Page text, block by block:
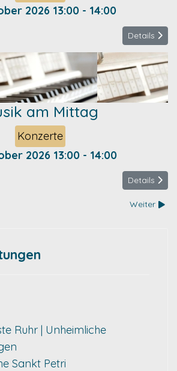
2026 13:00 - 14:00
Details
am Mittag
Konzerte
2026 13:00 - 14:00
Details
Weiter
Ruhr | Unheimliche
Sankt Petri